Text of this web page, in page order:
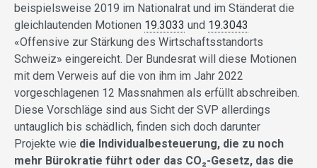
beispielsweise 2019 im Nationalrat und im Ständerat die
gleichlautenden Motionen 19.3033 und 19.3043
«Offensive zur Stärkung des Wirtschaftsstandorts
Schweiz» eingereicht. Der Bundesrat will diese Motionen
mit dem Verweis auf die von ihm im Jahr 2022
vorgeschlagenen 12 Massnahmen als erfüllt abschreiben.
Diese Vorschläge sind aus Sicht der SVP allerdings
untauglich bis schädlich, finden sich doch darunter
Projekte wie die Individualbesteuerung, die zu noch
mehr Bürokratie führt oder das CO₂-Gesetz, das die